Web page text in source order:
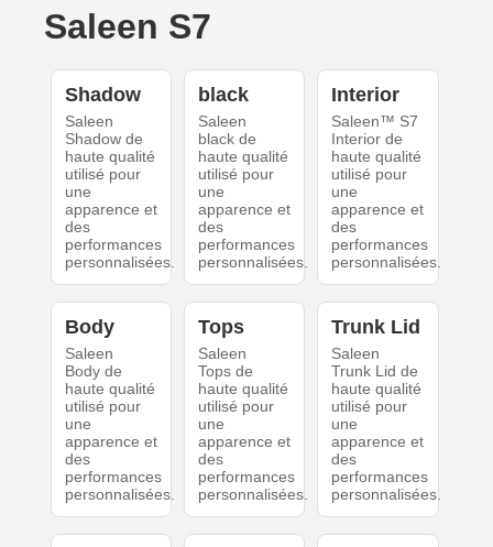
Saleen S7
Shadow
Saleen
Shadow de
haute qualité
utilisé pour
une
apparence et
des
performances
personnalisées.
black
Saleen
black de
haute qualité
utilisé pour
une
apparence et
des
performances
personnalisées.
Interior
Saleen™ S7
Interior de
haute qualité
utilisé pour
une
apparence et
des
performances
personnalisées.
Body
Saleen
Body de
haute qualité
utilisé pour
une
apparence et
des
performances
personnalisées.
Tops
Saleen
Tops de
haute qualité
utilisé pour
une
apparence et
des
performances
personnalisées.
Trunk Lid
Saleen
Trunk Lid de
haute qualité
utilisé pour
une
apparence et
des
performances
personnalisées.